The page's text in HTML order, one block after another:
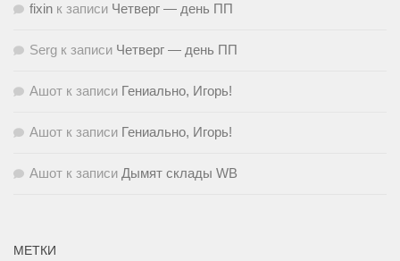
fixin к записи Четверг — день ПП
Serg к записи Четверг — день ПП
Ашот к записи Гениально, Игорь!
Ашот к записи Гениально, Игорь!
Ашот к записи Дымят склады WB
МЕТКИ